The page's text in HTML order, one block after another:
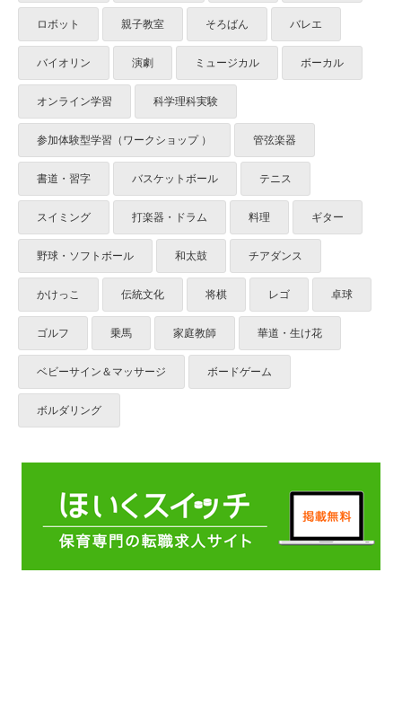
ロボット 親子教室 そろばん バレエ
バイオリン 演劇 ミュージカル ボーカル
オンライン学習 科学理科実験
参加体験型学習（ワークショップ ） 管弦楽器
書道・習字 バスケットボール テニス
スイミング 打楽器・ドラム 料理 ギター
野球・ソフトボール 和太鼓 チアダンス
かけっこ 伝統文化 将棋 レゴ 卓球
ゴルフ 乗馬 家庭教師 華道・生け花
ベビーサイン＆マッサージ ボードゲーム
ボルダリング